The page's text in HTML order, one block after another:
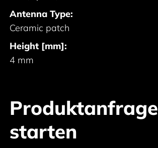
Antenna Type:
Ceramic patch
Height [mm]:
4 mm
Produktanfrage
starten